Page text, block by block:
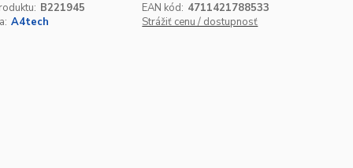
B221945 EAN kód: 4711421788533
A4tech Strážiť cenu / dostupnosť